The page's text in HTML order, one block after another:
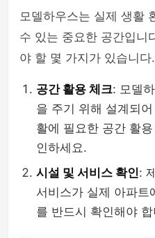
모델하우스는 실제 생활
수 있는 중요한 공간입니
야 할 몇 가지가 있습니다.
공간 활용 체크: 모델
을 주기 위해 설계되
활에 필요한 공간 활
인하세요.
시설 및 서비스 확인:
서비스가 실제 아파트
를 반드시 확인해야